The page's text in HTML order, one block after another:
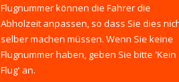
Flugnummer können die Fahrer die
Abholzeit anpassen, so dass Sie dies
selber machen müssen. Wenn Sie keine
Flugnummer haben, geben Sie bitte 'Kein
Flug' an.